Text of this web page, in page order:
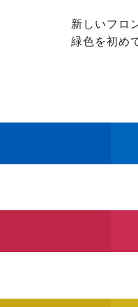
新しいフロ
緑色を初め